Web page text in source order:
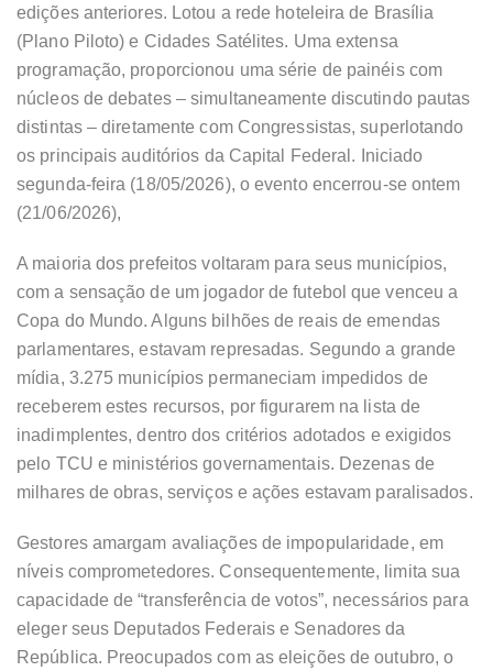
edições anteriores. Lotou a rede hoteleira de Brasília
(Plano Piloto) e Cidades Satélites. Uma extensa
programação, proporcionou uma série de painéis com
núcleos de debates – simultaneamente discutindo pautas
distintas – diretamente com Congressistas, superlotando
os principais auditórios da Capital Federal. Iniciado
segunda-feira (18/05/2026), o evento encerrou-se ontem
(21/06/2026),
A maioria dos prefeitos voltaram para seus municípios,
com a sensação de um jogador de futebol que venceu a
Copa do Mundo. Alguns bilhões de reais de emendas
parlamentares, estavam represadas. Segundo a grande
mídia, 3.275 municípios permaneciam impedidos de
receberem estes recursos, por figurarem na lista de
inadimplentes, dentro dos critérios adotados e exigidos
pelo TCU e ministérios governamentais. Dezenas de
milhares de obras, serviços e ações estavam paralisados.
Gestores amargam avaliações de impopularidade, em
níveis comprometedores. Consequentemente, limita sua
capacidade de “transferência de votos”, necessários para
eleger seus Deputados Federais e Senadores da
República. Preocupados com as eleições de outubro, o